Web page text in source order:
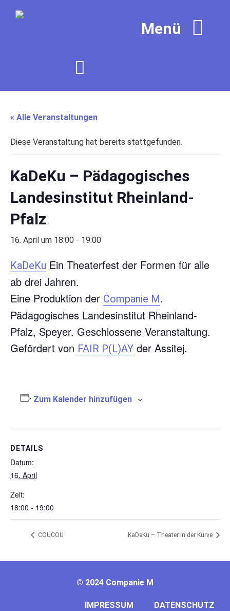
« Alle Veranstaltungen
Diese Veranstaltung hat bereits stattgefunden.
KaDeKu – Pädagogisches
Landesinstitut Rheinland-
Pfalz
16. April um 18:00 - 19:00
KaDeKu Ein Theaterfest der Formen für alle
ab drei Jahren.
Eine Produktion der Companie M.
Pädagogisches Landesinstitut Rheinland-
Pfalz, Speyer. Geschlossene Veranstaltung.
Gefördert von FAIR P(L)AY der Assitej.
Zum Kalender hinzufügen
DETAILS
Datum:
16. April
Zeit:
18:00 - 19:00
COUCOU KaDeKu – Theater in der Kurve
© 2024 Companie M
IMPRESSUM DATENSCHUTZ